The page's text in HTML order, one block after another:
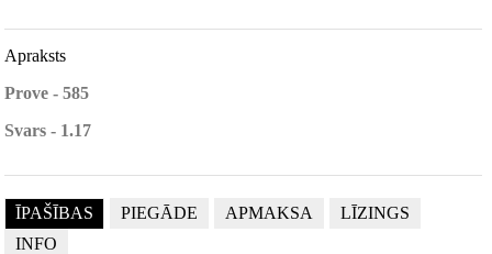
Apraksts
Prove - 585
Svars - 1.17
ĪPAŠĪBAS PIEGĀDE APMAKSA
LĪZINGS
INFO